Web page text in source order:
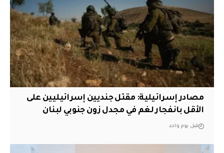
مصادر إسرائيلية: مقتل جنديين إسرائيليين على
الأقل بانفجار لغم في مجدل زون جنوبي لبنان
قبل يوم واحد